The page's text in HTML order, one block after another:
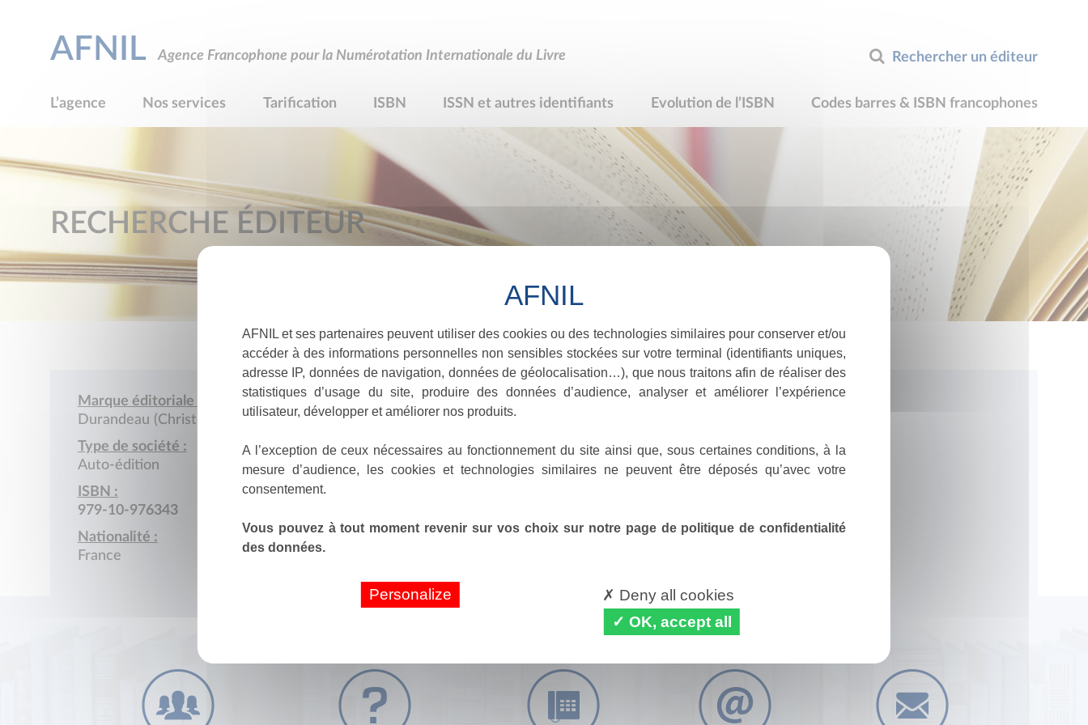
Rechercher un éditeur
AFNIL Agence Francophone pour la Numérotation Internationale du Livre
L’agence Nos services Tarification ISBN ISSN et autres identifiants Evolution de l’ISBN Codes barres & ISBN francophones
RECHERCHE ÉDITEUR
Marque éditoriale :
Durandeau (Christophe)
Type de société :
Auto-édition
ISBN :
979-10-976343
Nationalité :
France
AFNIL et ses partenaires peuvent utiliser des cookies ou des technologies similaires pour conserver et/ou
accéder à des informations personnelles non sensibles stockées sur votre terminal (identifiants uniques,
adresse IP, données de navigation, données de géolocalisation…), que nous traitons afin de réaliser des
statistiques d’usage du site, produire des données d’audience, analyser et améliorer l’expérience
utilisateur, développer et améliorer nos produits.
A l’exception de ceux nécessaires au fonctionnement du site ainsi que, sous certaines conditions, à la
mesure d’audience, les cookies et technologies similaires ne peuvent être déposés qu’avec votre
consentement.
Vous pouvez à tout moment revenir sur vos choix sur notre page de politique de confidentialité
des données.
Personalize
Deny all cookies
OK, accept all